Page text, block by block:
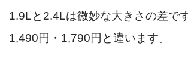
1.9Lと2.4Lは微妙な大きさの差で
1,490円・1,790円と違います。